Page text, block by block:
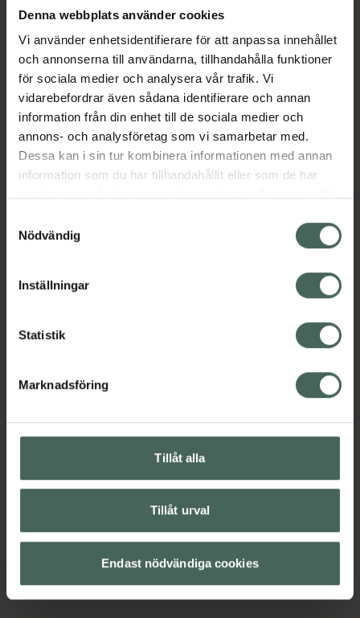
Denna webbplats använder cookies
Vi använder enhetsidentifierare för att anpassa innehållet
och annonserna till användarna, tillhandahålla funktioner
för sociala medier och analysera vår trafik. Vi
vidarebefordrar även sådana identifierare och annan
information från din enhet till de sociala medier och
annons- och analysföretag som vi samarbetar med.
Dessa kan i sin tur kombinera informationen med annan
information som du har tillhandahållit eller som de har
återkalla ditt samtycke via webbplatsens
cookieinställningar. Ett återkallat samtycke påverkar inte
lagligheten av behandling som skett innan återkallelsen.
Nödvändig
Inställningar
Statistik
Marknadsföring
Tillåt alla
Tillåt urval
Endast nödvändiga cookies
energiproduktion, DNA-reparation och
genuttryck. Nikotinamid ribosid omvandlas till
NAD+ i kroppen. Den innehåller även trans-
resveratrol.
Nikotinamid Ribosidklorid, vegetabilisk kapsel
(pullulan), trans-resveratrol, fyllnadsmedel
(tapiokapulver), leucin.
Nikotinamid Ribosidklorid 300 mg
EAN:07350053315310
Kost och hälsa Kosttillskott
Innehåll Visa
Visa
Upptäck flera produkter inom
Kosttillskott
Kosttillskott